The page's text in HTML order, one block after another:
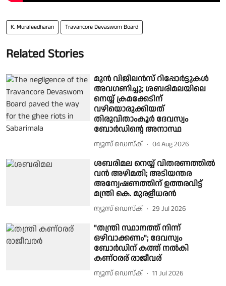
K. Muraleedharan Travancore Devaswom Board
Related Stories
മുൻ വിജിലൻസ് റിപ്പോർട്ടുകൾ
അവഗണിച്ചു; ശബരിമലയിലെ
നെയ്യ് ക്രമക്കേടിന്
വഴിയൊരുക്കിയത്
തിരുവിതാംകൂർ ദേവസ്വം
ബോർഡിൻ്റെ അനാസ്ഥ
ന്യൂസ് ഡെസ്ക് 04 Aug 2026
ശബരിമല നെയ്യ് വിതരണത്തിൽ
വൻ അഴിമതി; അടിയന്തര
അന്വേഷണത്തിന് ഉത്തരവിട്ട്
മന്ത്രി കെ. മുരളീധരൻ
ന്യൂസ് ഡെസ്ക് 29 Jul 2026
"തന്ത്രി സ്ഥാനത്ത് നിന്ന്
ഒഴിവാക്കണം"; ദേവസ്വം
ബോർഡിന് കത്ത് നല്‍കി
കണ്ഠരര് രാജീവര്
ന്യൂസ് ഡെസ്ക് 11 Jul 2026